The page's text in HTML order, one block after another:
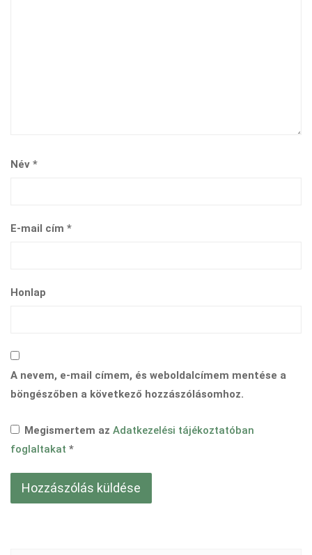
Név *
E-mail cím *
Honlap
A nevem, e-mail címem, és weboldalcímem mentése a
böngészőben a következő hozzászólásomhoz.
Megismertem az Adatkezelési tájékoztatóban
foglaltakat *